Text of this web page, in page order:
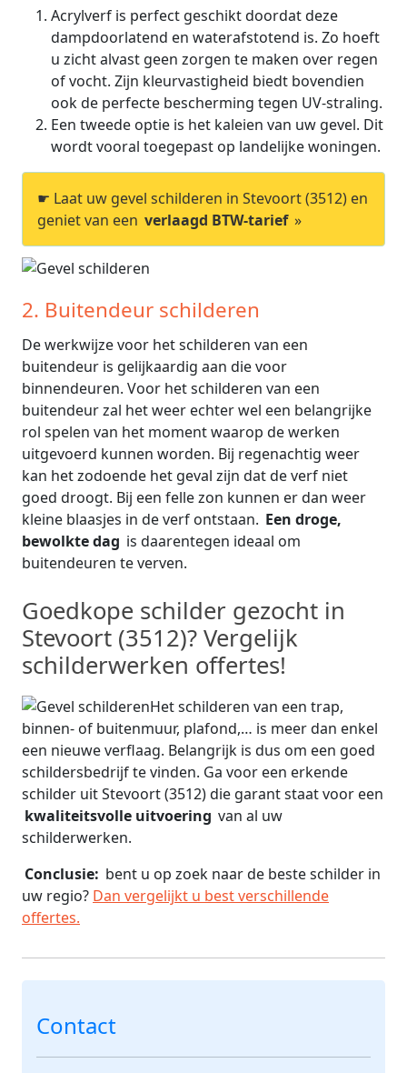
Acrylverf is perfect geschikt doordat deze
dampdoorlatend en waterafstotend is. Zo hoeft
u zicht alvast geen zorgen te maken over regen
of vocht. Zijn kleurvastigheid biedt bovendien
ook de perfecte bescherming tegen UV-straling.
Een tweede optie is het kaleien van uw gevel. Dit
wordt vooral toegepast op landelijke woningen.
☛ Laat uw gevel schilderen in Stevoort (3512) en
geniet van een verlaagd BTW-tarief »
2. Buitendeur schilderen
De werkwijze voor het schilderen van een
buitendeur is gelijkaardig aan die voor
binnendeuren. Voor het schilderen van een
buitendeur zal het weer echter wel een belangrijke
rol spelen van het moment waarop de werken
uitgevoerd kunnen worden. Bij regenachtig weer
kan het zodoende het geval zijn dat de verf niet
goed droogt. Bij een felle zon kunnen er dan weer
kleine blaasjes in de verf ontstaan. Een droge,
bewolkte dag is daarentegen ideaal om
buitendeuren te verven.
Goedkope schilder gezocht in
Stevoort (3512)? Vergelijk
schilderwerken offertes!
Het schilderen van een trap,
binnen- of buitenmuur, plafond,… is meer dan enkel
een nieuwe verflaag. Belangrijk is dus om een goed
schildersbedrijf te vinden. Ga voor een erkende
schilder uit Stevoort (3512) die garant staat voor een
kwaliteitsvolle uitvoering van al uw
schilderwerken.
Conclusie: bent u op zoek naar de beste schilder in
uw regio? Dan vergelijkt u best verschillende
offertes.
Contact